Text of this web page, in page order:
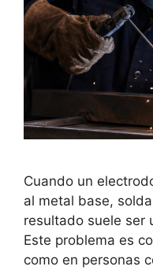
Cuando un
al metal base,
resultado suele ser
Este problema es
como en personas